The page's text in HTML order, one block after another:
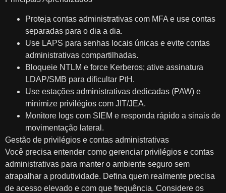
Proteja contas administrativas com MFA e use contas
separadas para o dia a dia.
Use LAPS para senhas locais únicas e evite contas
administrativas compartilhadas.
Bloqueie NTLM e force Kerberos; ative assinatura
LDAP/SMB para dificultar PtH.
Use estações administrativas dedicadas (PAW) e
minimize privilégios com JIT/JEA.
Monitore logs com SIEM e responda rápido a sinais de
movimentação lateral.
Gestão de privilégios e contas administrativas
Você precisa entender como gerenciar privilégios e contas
administrativas para manter o ambiente seguro sem
atrapalhar a produtividade. Defina quem realmente precisa
de acesso elevado e com que frequência. Considere os